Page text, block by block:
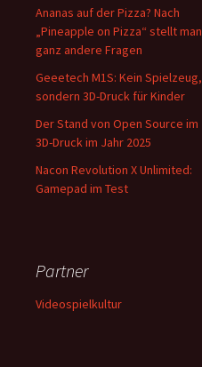
Ananas auf der Pizza? Nach
„Pineapple on Pizza“ stellt man
ganz andere Fragen
Geeetech M1S: Kein Spielzeug,
sondern 3D-Druck für Kinder
Der Stand von Open Source im
3D-Druck im Jahr 2025
Nacon Revolution X Unlimited:
Gamepad im Test
Partner
Videospielkultur